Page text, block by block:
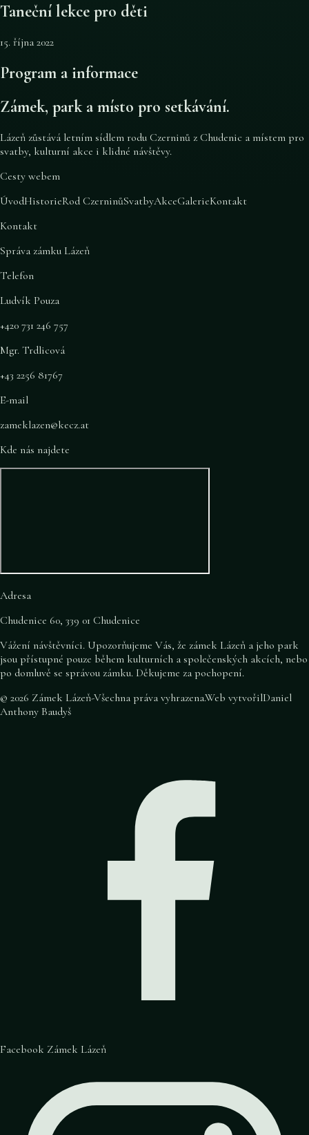
Taneční lekce pro děti
15. října 2022
Program a informace
Zámek, park a místo pro setkávání.
Lázeň zůstává letním sídlem rodu Czerninů z Chudenic a místem pro
svatby, kulturní akce i klidné návštěvy.
Cesty webem
ÚvodHistorieRod CzerninůSvatbyAkceGalerieKontakt
Kontakt
Správa zámku Lázeň
Telefon
Ludvík Pouza
+420 731 246 757
Mgr. Trdlicová
+43 2256 81767
E-mail
zameklazen@kecz.at
Kde nás najdete
Adresa
Chudenice 60, 339 01 Chudenice
Vážení návštěvníci. Upozorňujeme Vás, že zámek Lázeň a jeho park
jsou přístupné pouze během kulturních a společenských akcích, nebo
po domluvě se správou zámku. Děkujeme za pochopení.
© 2026 Zámek Lázeň-Všechna práva vyhrazena.Web vytvořilDaniel
Anthony Baudyš
Facebook Zámek Lázeň